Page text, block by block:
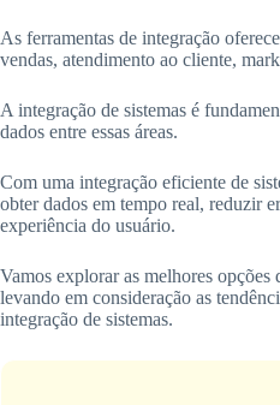
As ferramentas de integração
vendas, atendimento ao cliente,
A integração de sistemas é
dados entre essas áreas.
Com uma integração eficiente de
obter dados em tempo real, reduzir
experiência do usuário.
Vamos explorar as melhores
levando em consideração as
integração de sistemas.